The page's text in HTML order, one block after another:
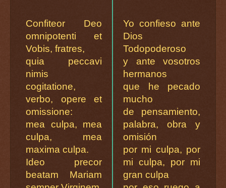
Confiteor Deo
omnipotenti et
Vobis, fratres,
quia peccavi
nimis
cogitatione,
verbo, opere et
omissione:
mea culpa, mea
culpa, mea
maxima culpa.
Ideo precor
beatam Mariam
Yo confieso ante
Dios
Todopoderoso
y ante vosotros
hermanos
que he pecado
mucho
de pensamiento,
palabra, obra y
omisión
por mi culpa, por
mi culpa, por mi
gran culpa